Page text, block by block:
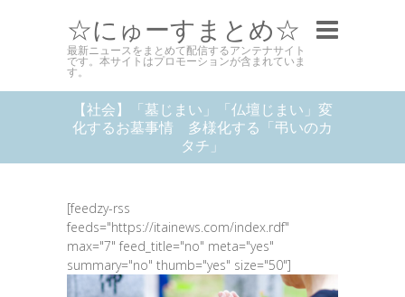
☆にゅーすまとめ☆
最新ニュースをまとめて配信するアンテナサイト
です。本サイトはプロモーションが含まれていま
す。
【社会】「墓じまい」「仏壇じまい」変
化するお墓事情 多様化する「弔いのカ
タチ」
[feedzy-rss
feeds="https://itainews.com/index.rdf"
max="7" feed_title="no" meta="yes"
summary="no" thumb="yes" size="50"]